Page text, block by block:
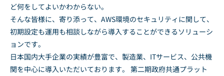
ど何をしてよいかわからない。
そんな皆様に、寄り添って、AWS環境のセキュリティに関して、
初期設定も運用も相談しながら導入することができるソリューシ
ョンです。
日本国内大手企業の実績が豊富で、製造業、ITサービス、公共機
関を中心に導入いただいております。 第二期政府共通プラット